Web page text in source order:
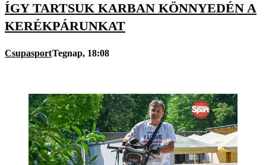
ÍGY TARTSUK KARBAN KÖNNYEDÉN A
KERÉKPÁRUNKAT
CsupasportTegnap, 18:08